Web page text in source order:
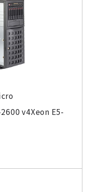
v4Xeon E5-